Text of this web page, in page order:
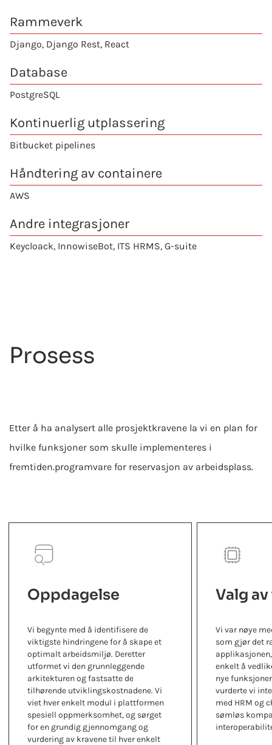
Rammeverk
Django, Django Rest, React
Database
PostgreSQL
Kontinuerlig utplassering
Bitbucket pipelines
Håndtering av containere
AWS
Andre integrasjoner
Keycloack, InnowiseBot, ITS HRMS, G-suite
Prosess
Etter å ha analysert alle prosjektkravene la vi en plan for
hvilke funksjoner som skulle implementeres i
fremtiden.programvare for reservasjon av arbeidsplass.
Oppdagelse
Vi begynte med å identifisere de
viktigste hindringene for å skape et
optimalt arbeidsmiljø. Deretter
utformet vi den grunnleggende
arkitekturen og fastsatte de
tilhørende utviklingskostnadene. Vi
viet hver enkelt modul i plattformen
spesiell oppmerksomhet, og sørget
for en grundig gjennomgang og
vurdering av kravene til hver enkelt
Valg
Vi var nøye
som gjør det
enkelt å
nye
vurderte vi
med HRM og
sømløs